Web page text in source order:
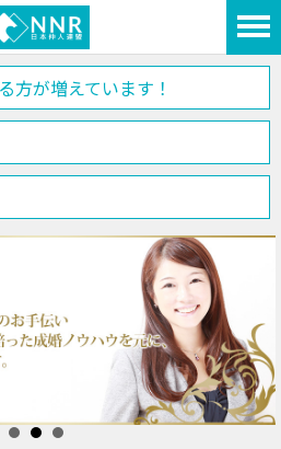
方が増えています！